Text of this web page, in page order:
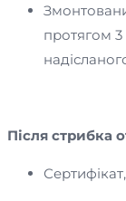
протягом
Після стрибка